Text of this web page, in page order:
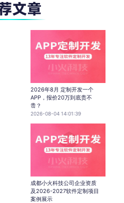
2026年8月 定制开发一个
APP，报价20万到底贵不
贵？
2026-08-04 14:01:39
成都小火科技公司企业资质
及2026-2027软件定制项目
案例展示